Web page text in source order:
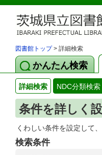
図書館トップ> 詳細検索
かんたん検索
詳細検索 NDC分類検索
条件を詳しく
くわしい条件を設定して
検索条件